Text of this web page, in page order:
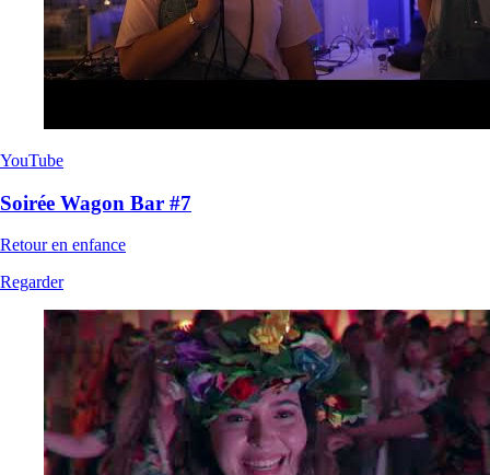
YouTube
Soirée Wagon Bar #7
Retour en enfance
Regarder